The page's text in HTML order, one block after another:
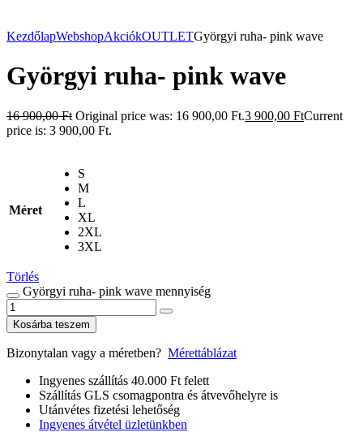
KezdőlapWebshopAkciókOUTLETGyörgyi ruha- pink wave
Györgyi ruha- pink wave
16 900,00Ft Original price was: 16 900,00 Ft.3 900,00 FtCurrent
price is: 3 900,00 Ft.
Méret
S
M
L
XL
2XL
3XL
Törlés
Györgyi ruha- pink wave mennyiség
Kosárba teszem
Bizonytalan vagy a méretben? Mérettáblázat
Ingyenes szállítás 40.000 Ft felett
Szállítás GLS csomagpontra és átvevőhelyre is
Utánvétes fizetési lehetőség
Ingyenes átvétel üzletünkben